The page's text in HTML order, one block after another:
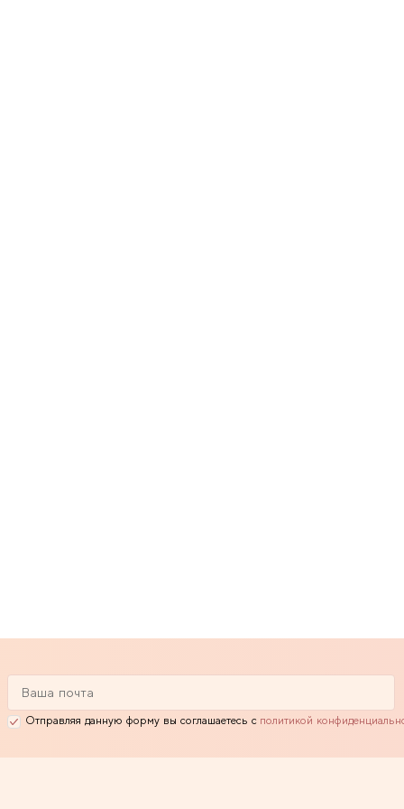
Отправляя данную форму вы соглашаетесь с политикой